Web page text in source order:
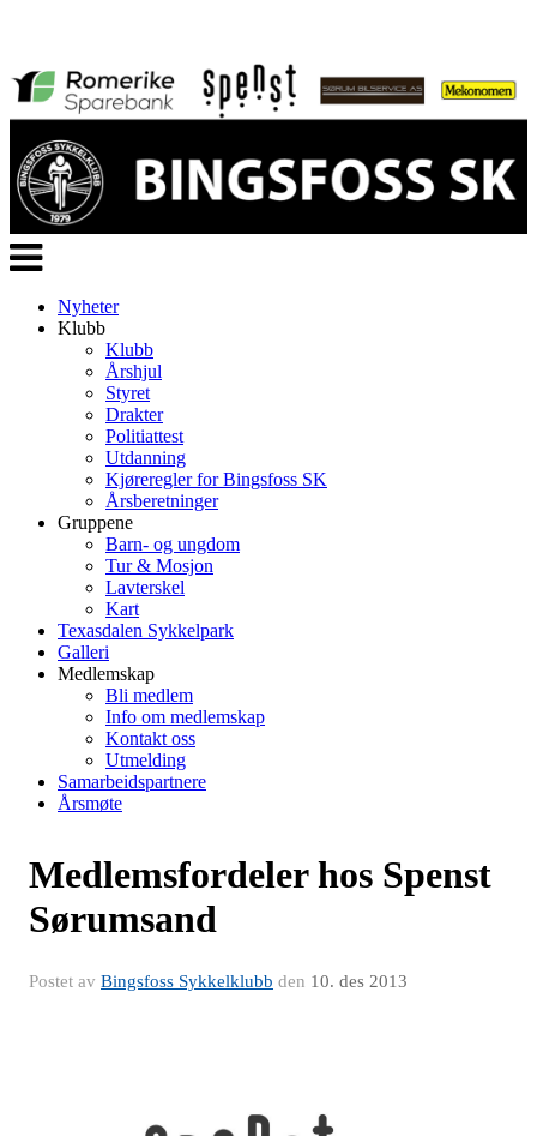
Veksle
navigasjon
Nyheter
Klubb
Klubb
Årshjul
Styret
Drakter
Politiattest
Utdanning
Kjøreregler for Bingsfoss SK
Årsberetninger
Gruppene
Barn- og ungdom
Tur & Mosjon
Lavterskel
Kart
Texasdalen Sykkelpark
Galleri
Medlemskap
Bli medlem
Info om medlemskap
Kontakt oss
Utmelding
Samarbeidspartnere
Årsmøte
Medlemsfordeler hos Spenst
Sørumsand
Postet av Bingsfoss Sykkelklubb den 10. des 2013